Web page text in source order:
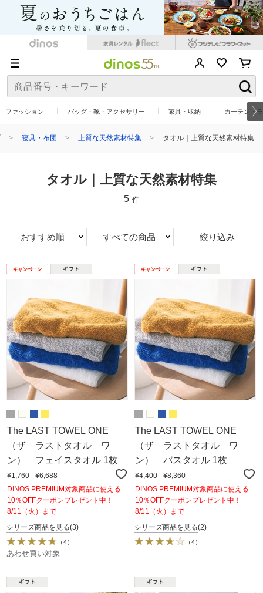
ファッション バッグ・靴・アクセサリー 家具・収納 カーテン・
寝具・布団 上質な天然素材特集 タオル｜上質な天然素材特集
タオル｜上質な天然素材特集
5 件
おすすめ順 すべての商品 絞り込み
The LAST TOWEL ONE
（ザ ラストタオル ワ
ン） フェイスタオル 1枚
¥1,760 - ¥6,688
DINOS PREMIUM対象商品に使える
10％OFFクーポンプレゼント中！
8/11（火）まで
シリーズ商品を見る(3)
（4）
あわせ買い対象
The LAST TOWEL ONE
（ザ ラストタオル ワ
ン） バスタオル 1枚
¥4,400 - ¥8,360
DINOS PREMIUM対象商品に使える
10％OFFクーポンプレゼント中！
8/11（火）まで
シリーズ商品を見る(2)
（4）